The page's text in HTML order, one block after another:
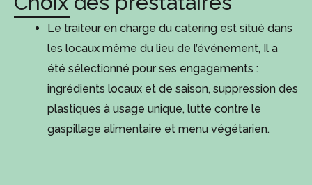
Le traiteur en charge du catering est situé dans
les locaux même du lieu de l’événement, Il a
été sélectionné pour ses engagements :
ingrédients locaux et de saison, suppression des
plastiques à usage unique, lutte contre le
gaspillage alimentaire et menu végétarien.